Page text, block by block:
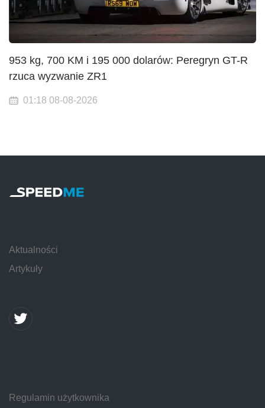
953 kg, 700 KM i 195 000 dolarów: Peregryn GT-R
rzuca wyzwanie ZR1
01:18 08-08-2026
Aktualności
Artykuły
Regulamin użytkownika